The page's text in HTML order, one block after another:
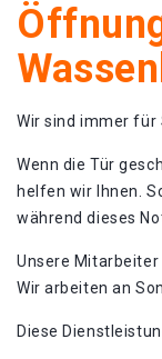
Wir sind immer für
Wenn die Tür
helfen wir Ihnen.
während dieses
Unsere Mitarbeiter
Wir arbeiten an
Diese